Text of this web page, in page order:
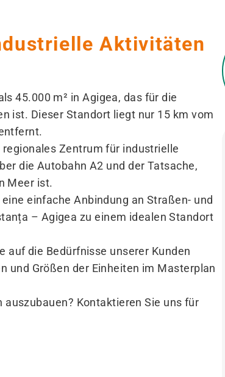
Aktivitäten
45.000 m² in Agigea, das für die
ist. Dieser Standort liegt nur 15 km vom
Zentrum für industrielle
die Autobahn A2 und der Tatsache,
Meer ist.
einfache Anbindung an Straßen- und
– Agigea zu einem idealen Standort
auf die Bedürfnisse unserer Kunden
und Größen der Einheiten im Masterplan
Kontaktieren Sie uns für